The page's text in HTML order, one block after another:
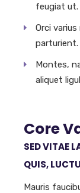
feugiat ut.
Orci
parturient.
Montes,
aliquet
Core
SED VITAE
QUIS,
Mauris